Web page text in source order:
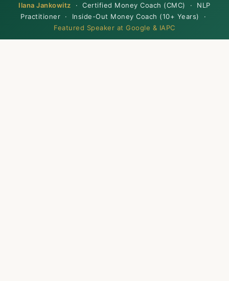
Ilana Jankowitz · Certified Money Coach (CMC) · NLP
Practitioner · Inside-Out Money Coach (10+ Years) ·
Featured Speaker at Google & IAPC